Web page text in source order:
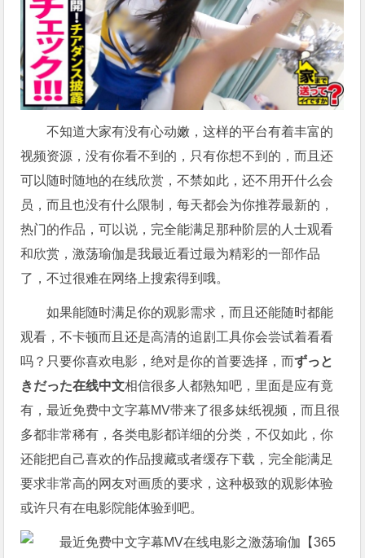
不知道大家有没有心动嫩，这样的平台有着丰富的
视频资源，没有你看不到的，只有你想不到的，而且还
可以随时随地的在线欣赏，不禁如此，还不用开什么会
员，而且也没有什么限制，每天都会为你推荐最新的，
热门的作品，可以说，完全能满足那种阶层的人士观看
和欣赏，激荡瑜伽是我最近看过最为精彩的一部作品
了，不过很难在网络上搜索得到哦。
如果能随时满足你的观影需求，而且还能随时都能
观看，不卡顿而且还是高清的追剧工具你会尝试着看看
吗？只要你喜欢电影，绝对是你的首要选择，而ずっと
きだった在线中文相信很多人都熟知吧，里面是应有竟
有，最近免费中文字幕MV带来了很多妹纸视频，而且很
多都非常稀有，各类电影都详细的分类，不仅如此，你
还能把自己喜欢的作品搜藏或者缓存下载，完全能满足
要求非常高的网友对画质的要求，这种极致的观影体验
或许只有在电影院能体验到吧。